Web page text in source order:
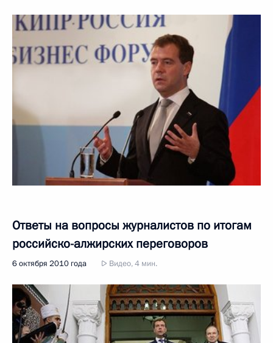
Ответы на вопросы журналистов по итогам
российско-алжирских переговоров
6 октября 2010 года Видео, 4 мин.